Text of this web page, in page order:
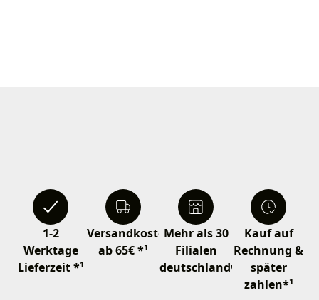
1-2
Werktage
Lieferzeit *¹
Versandkostenfrei
ab 65€ *¹
Mehr als 30
Filialen
deutschlandweit
Kauf auf
Rechnung &
später
zahlen*¹